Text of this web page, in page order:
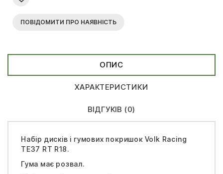
ПОВІДОМИТИ ПРО НАЯВНІСТЬ
ОПИС
ХАРАКТЕРИСТИКИ
ВІДГУКІВ (0)
Набір дисків і гумових покришок Volk Racing
TE37 RT R18.
Гума має розвал.